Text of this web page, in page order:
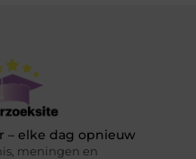
– elke dag opnieuw
meningen en